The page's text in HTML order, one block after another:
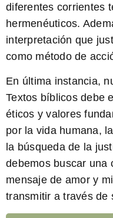
diferentes corrientes
hermenéuticos.
interpretación que
como método de
En última instancia,
Textos bíblicos debe
éticos y valores
por la vida humana,
la búsqueda de la
debemos buscar una
mensaje de amor y
transmitir a través de